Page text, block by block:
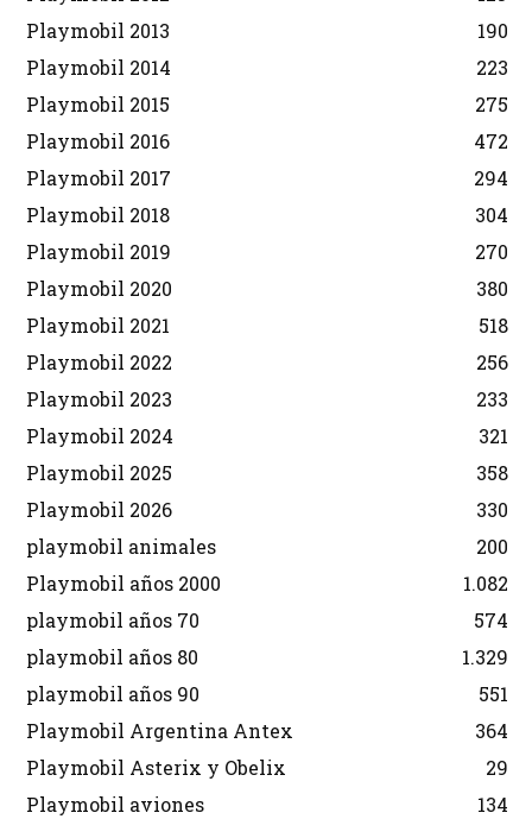
Playmobil 2013
190
Playmobil 2014
223
Playmobil 2015
275
Playmobil 2016
472
Playmobil 2017
294
Playmobil 2018
304
Playmobil 2019
270
Playmobil 2020
380
Playmobil 2021
518
Playmobil 2022
256
Playmobil 2023
233
Playmobil 2024
321
Playmobil 2025
358
Playmobil 2026
330
playmobil animales
200
Playmobil años 2000
1.082
playmobil años 70
574
playmobil años 80
1.329
playmobil años 90
551
Playmobil Argentina Antex
364
Playmobil Asterix y Obelix
29
Playmobil aviones
134